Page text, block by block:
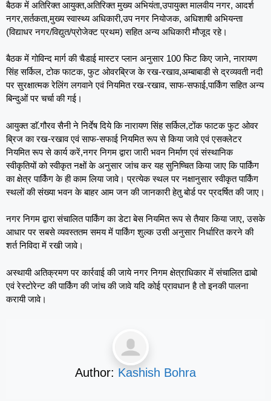
बैठक में अतिरिक्त आयुक्त,अतिरिक्त मुख्य अभियंता,उपायुक्त मालवीय नगर, आदर्श
नगर,सर्तकता,मुख्य स्वास्थ्य अधिकारी,उप नगर नियोजक, अधिशाषी अभियन्ता
(विद्याधर नगर/विद्युत/प्रोजेक्ट प्रथम) सहित अन्य अधिकारी मौजूद रहे।
बैठक में गोविन्द मार्ग की चैडाई मास्टर प्लान अनुसार 100 फिट किए जाने, नारायण
सिंह सर्किल, टोक फाटक, फुट ओवरब्रिज के रख-रखाव,अम्बाबाडी से द्रव्यवती नदी
पर सुरक्षात्मक रेलिंग लगवाने एवं नियमित रख-रखाव, साफ-सफाई,पार्किंग सहित अन्य
बिन्दुओं पर चर्चा की गई।
आयुक्त डाॅ.गौरव सैनी ने निर्देष दिये कि नारायण सिंह सर्किल,टोंक फाटक फुट ओवर
ब्रिज का रख-रखाव एवं साफ-सफाई नियमित रूप से किया जावे एवं एसक्लेटर
नियमित रूप से कार्य करें,नगर निगम द्वारा जारी भवन निर्माण एवं संस्थानिक
स्वीकृतियों को स्वीकृत नक्षों के अनुसार जांच कर यह सुनिष्चित किया जाए कि पार्किंग
का क्षेत्र पार्किंग के ही काम लिया जावे। प्रत्येक स्थल पर नक्षानुसार स्वीकृत पार्किंग
स्थलों की संख्या भवन के बाहर आम जन की जानकारी हेतु बोर्ड पर प्रदर्षित की जाए।
नगर निगम द्वारा संचालित पार्किंग का डेटा बेस नियमित रूप से तैयार किया जाए, उसके
आधार पर सबसे व्यवस्ततम समय में पार्किंग शुल्क उसी अनुसार निर्धारित करने की
शर्त निविदा में रखी जावे।
अस्थायी अतिक्रमण पर कार्रवाई की जाये नगर निगम क्षेत्राधिकार में संचालित ढाबो
एवं रेस्टोरेन्ट की पार्किंग की जांच की जावे यदि कोई प्रावधान है तो इनकी पालना
करायी जावे।
Author: Kashish Bohra